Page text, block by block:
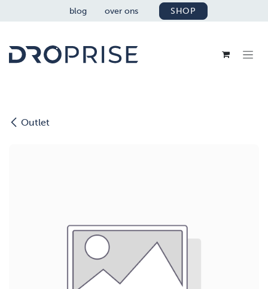
OVERSLAAN NAAR INHOUD
blog over ons SHOP
Outlet